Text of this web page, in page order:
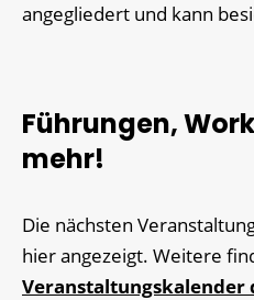
angegliedert und kann
Führungen,
mehr!
Die nächsten
hier angezeigt. Weitere
Veranstaltungskalender